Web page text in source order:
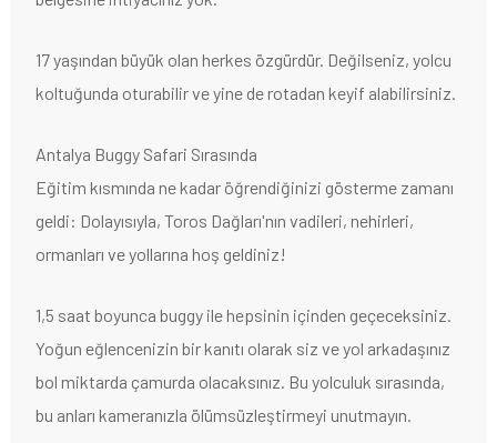
17 yaşından büyük olan herkes özgürdür. Değilseniz, yolcu
koltuğunda oturabilir ve yine de rotadan keyif alabilirsiniz.
Antalya Buggy Safari Sırasında
Eğitim kısmında ne kadar öğrendiğinizi gösterme zamanı
geldi: Dolayısıyla, Toros Dağları'nın vadileri, nehirleri,
ormanları ve yollarına hoş geldiniz!
1,5 saat boyunca buggy ile hepsinin içinden geçeceksiniz.
Yoğun eğlencenizin bir kanıtı olarak siz ve yol arkadaşınız
bol miktarda çamurda olacaksınız. Bu yolculuk sırasında,
bu anları kameranızla ölümsüzleştirmeyi unutmayın.